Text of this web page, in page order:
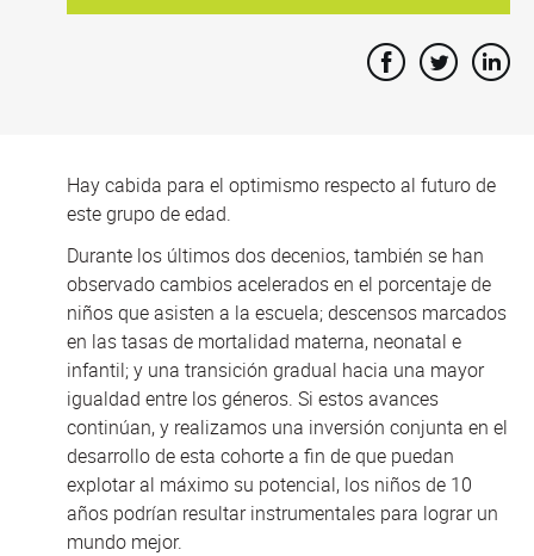
Hay cabida para el optimismo respecto al futuro de
este grupo de edad.
Durante los últimos dos decenios, también se han
observado cambios acelerados en el porcentaje de
niños que asisten a la escuela; descensos marcados
en las tasas de mortalidad materna, neonatal e
infantil; y una transición gradual hacia una mayor
igualdad entre los géneros. Si estos avances
continúan, y realizamos una inversión conjunta en el
desarrollo de esta cohorte a fin de que puedan
explotar al máximo su potencial, los niños de 10
años podrían resultar instrumentales para lograr un
mundo mejor.